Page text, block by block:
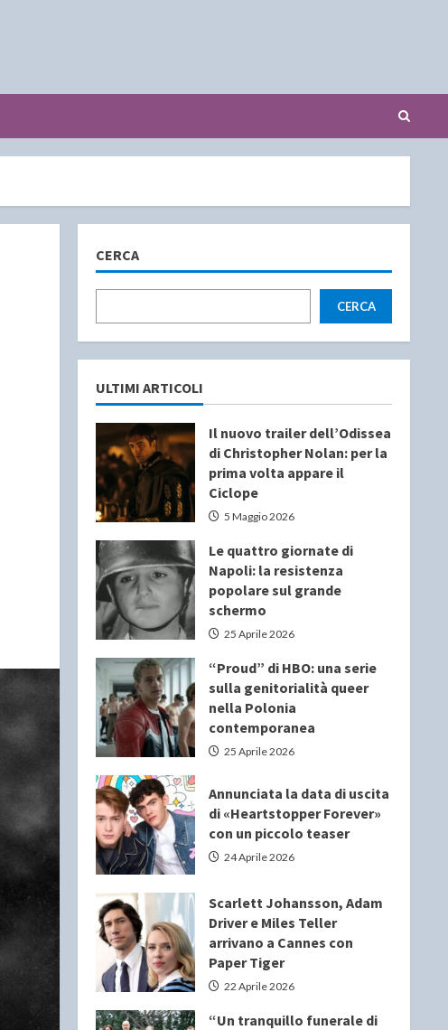
CERCA
CERCA
ULTIMI ARTICOLI
Il nuovo trailer dell’Odissea
di Christopher Nolan: per la
prima volta appare il
Ciclope
5 Maggio 2026
Le quattro giornate di
Napoli: la resistenza
popolare sul grande
schermo
25 Aprile 2026
“Proud” di HBO: una serie
sulla genitorialità queer
nella Polonia
contemporanea
25 Aprile 2026
Annunciata la data di uscita
di «Heartstopper Forever»
con un piccolo teaser
24 Aprile 2026
Scarlett Johansson, Adam
Driver e Miles Teller
arrivano a Cannes con
Paper Tiger
22 Aprile 2026
“Un tranquillo funerale di